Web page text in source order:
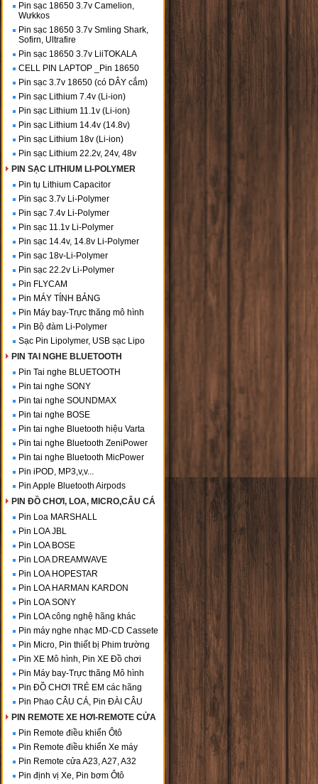
Pin sạc 18650 3.7v Camelion,
Wưkkos
Pin sạc 18650 3.7v Smling Shark,
Sofirn, Ultrafire
Pin sạc 18650 3.7v LiiTOKALA
CELL PIN LAPTOP _Pin 18650
Pin sạc 3.7v 18650 (có DÂY cắm)
Pin sạc Lithium 7.4v (Li-ion)
Pin sạc Lithium 11.1v (Li-ion)
Pin sạc Lithium 14.4v (14.8v)
Pin sạc Lithium 18v (Li-ion)
Pin sạc Lithium 22.2v, 24v, 48v
PIN SẠC LITHIUM LI-POLYMER
Pin tụ Lithium Capacitor
Pin sạc 3.7v Li-Polymer
Pin sạc 7.4v Li-Polymer
Pin sạc 11.1v Li-Polymer
Pin sạc 14.4v, 14.8v Li-Polymer
Pin sạc 18v-Li-Polymer
Pin sạc 22.2v Li-Polymer
Pin FLYCAM
Pin MÁY TÍNH BẢNG
Pin Máy bay-Trực thăng mô hình
Pin Bộ đàm Li-Polymer
Sạc Pin Lipolymer, USB sạc Lipo
PIN TAI NGHE BLUETOOTH
Pin Tai nghe BLUETOOTH
Pin tai nghe SONY
Pin tai nghe SOUNDMAX
Pin tai nghe BOSE
Pin tai nghe Bluetooth hiệu Varta
Pin tai nghe Bluetooth ZeniPower
Pin tai nghe Bluetooth MicPower
Pin iPOD, MP3,v,v...
Pin Apple Bluetooth Airpods
PIN ĐỒ CHƠI, LOA, MICRO,CÂU CÁ
Pin Loa MARSHALL
Pin LOA JBL
Pin LOA BOSE
Pin LOA DREAMWAVE
Pin LOA HOPESTAR
Pin LOA HARMAN KARDON
Pin LOA SONY
Pin LOA công nghệ hãng khác
Pin máy nghe nhạc MD-CD Cassete
Pin Micro, Pin thiết bị Phim trường
Pin XE Mô hình, Pin XE Đồ chơi
Pin Máy bay-Trực thăng Mô hình
Pin ĐỒ CHƠI TRẺ EM các hãng
Pin Phao CÂU CÁ, Pin ĐÀI CÂU
PIN REMOTE XE HƠI-REMOTE CỬA
Pin Remote điều khiển Ôtô
Pin Remote điều khiển Xe máy
Pin Remote cửa A23, A27, A32
Pin định vị Xe, Pin bơm Ôtô